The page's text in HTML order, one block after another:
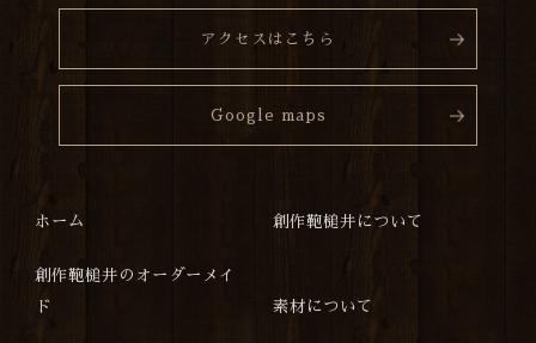
アクセスはこちら
Google maps
ホーム 創作鞄槌井について
創作鞄槌井のオーダーメイ
ド
素材について